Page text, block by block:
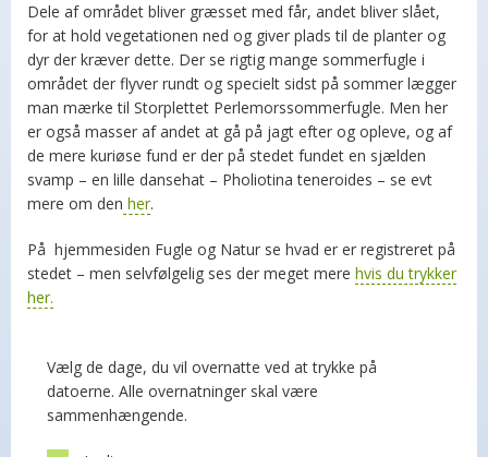
Dele af området bliver græsset med får, andet bliver slået,
for at hold vegetationen ned og giver plads til de planter og
dyr der kræver dette. Der se rigtig mange sommerfugle i
området der flyver rundt og specielt sidst på sommer lægger
man mærke til Storplettet Perlemorssommerfugle. Men her
er også masser af andet at gå på jagt efter og opleve, og af
de mere kuriøse fund er der på stedet fundet en sjælden
svamp – en lille dansehat – Pholiotina teneroides – se evt
mere om den her.
På hjemmesiden Fugle og Natur se hvad er er registreret på
stedet – men selvfølgelig ses der meget mere hvis du trykker
her.
Vælg de dage, du vil overnatte ved at trykke på
datoerne. Alle overnatninger skal være
sammenhængende.